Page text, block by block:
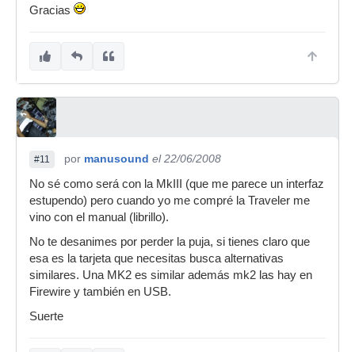
Gracias
#11 por manusound el 22/06/2008
No sé como será con la MkIII (que me parece un interfaz
estupendo) pero cuando yo me compré la Traveler me
vino con el manual (librillo).
No te desanimes por perder la puja, si tienes claro que
esa es la tarjeta que necesitas busca alternativas
similares. Una MK2 es similar además mk2 las hay en
Firewire y también en USB.
Suerte